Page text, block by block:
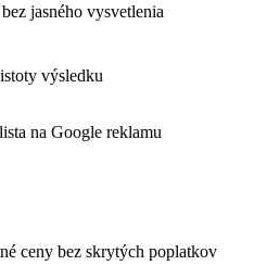
jasného vysvetlenia
výsledku
ceny bez skrytých poplatkov